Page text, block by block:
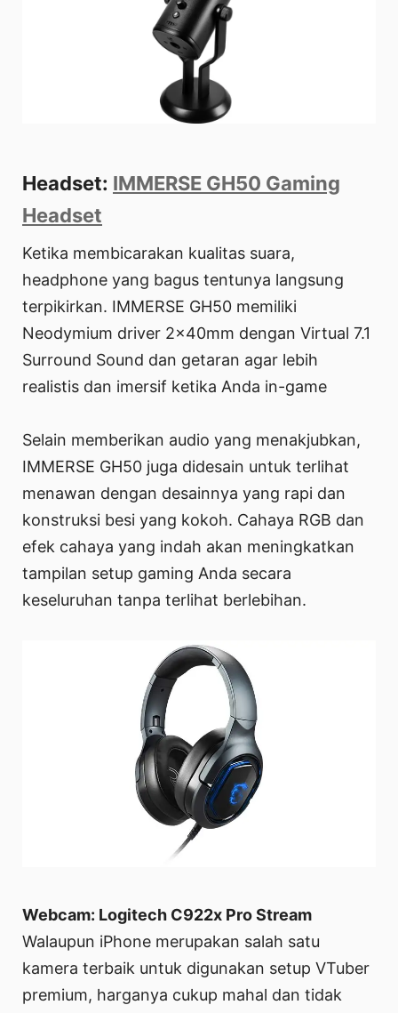
Headset: IMMERSE GH50 Gaming
Headset
Ketika membicarakan kualitas suara,
headphone yang bagus tentunya langsung
terpikirkan. IMMERSE GH50 memiliki
Neodymium driver 2x40mm dengan Virtual 7.1
Surround Sound dan getaran agar lebih
realistis dan imersif ketika Anda in-game
Selain memberikan audio yang menakjubkan,
IMMERSE GH50 juga didesain untuk terlihat
menawan dengan desainnya yang rapi dan
konstruksi besi yang kokoh. Cahaya RGB dan
efek cahaya yang indah akan meningkatkan
tampilan setup gaming Anda secara
keseluruhan tanpa terlihat berlebihan.
Webcam: Logitech C922x Pro Stream
Walaupun iPhone merupakan salah satu
kamera terbaik untuk digunakan setup VTuber
premium, harganya cukup mahal dan tidak